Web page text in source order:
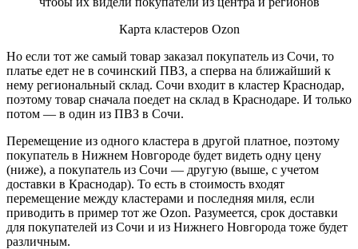
Карта кластеров Ozon
Но если тот же самый товар заказал покупатель из Сочи, то
платье едет не в сочинский ПВЗ, а сперва на ближайший к
нему региональный склад. Сочи входит в кластер Краснодар,
поэтому товар сначала поедет на склад в Краснодаре. И только
потом — в один из ПВЗ в Сочи.
Перемещение из одного кластера в другой платное, поэтому
покупатель в Нижнем Новгороде будет видеть одну цену
(ниже), а покупатель из Сочи — другую (выше, с учетом
доставки в Краснодар). То есть в стоимость входят
перемещение между кластерами и последняя миля, если
приводить в пример тот же Ozon. Разумеется, срок доставки
для покупателей из Сочи и из Нижнего Новгорода тоже будет
различным.